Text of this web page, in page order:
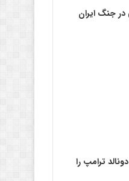
جنگ ایران
ترامپ را